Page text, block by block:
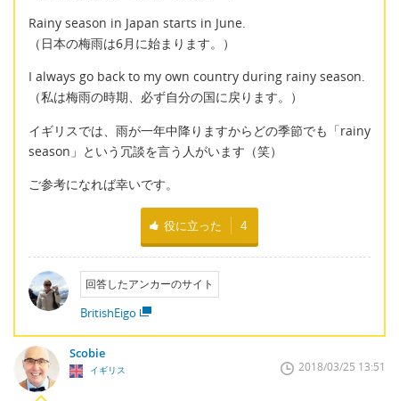
Rainy season in Japan starts in June.
（日本の梅雨は6月に始まります。）
I always go back to my own country during rainy season.
（私は梅雨の時期、必ず自分の国に戻ります。）
イギリスでは、雨が一年中降りますからどの季節でも「rainy
season」という冗談を言う人がいます（笑）
ご参考になれば幸いです。
役に立った 4
回答したアンカーのサイト
BritishEigo
Scobie
イギリス 2018/03/25 13:51